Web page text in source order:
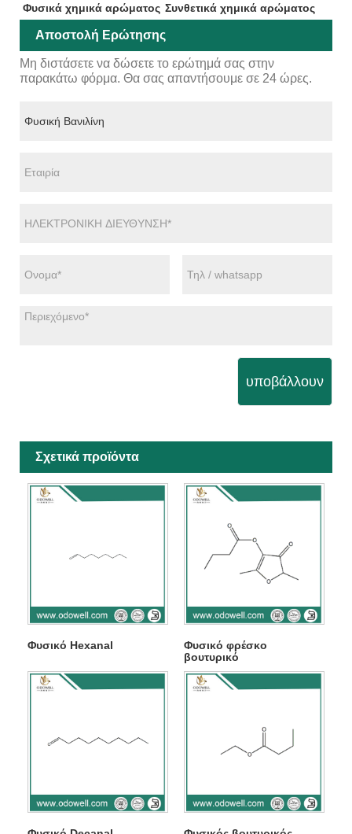
Φυσικά χημικά αρώματος Συνθετικά χημικά αρώματος
Αποστολή Ερώτησης
Μη διστάσετε να δώσετε το ερώτημά σας στην
παρακάτω φόρμα. Θα σας απαντήσουμε σε 24 ώρες.
υποβάλλουν
Σχετικά προϊόντα
Φυσικό Hexanal
Φυσικό φρέσκο ​​
βουτυρικό